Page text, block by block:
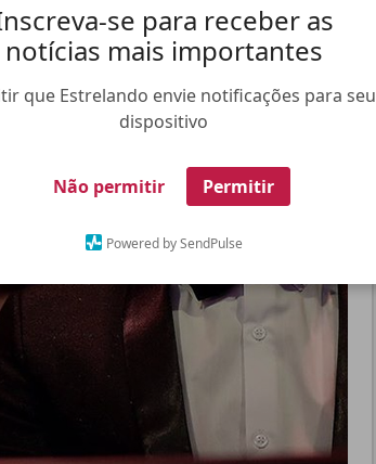
se para receber as
notícias mais importantes
que Estrelando envie notificações para seu
dispositivo
Não permitir Permitir
Powered by SendPulse